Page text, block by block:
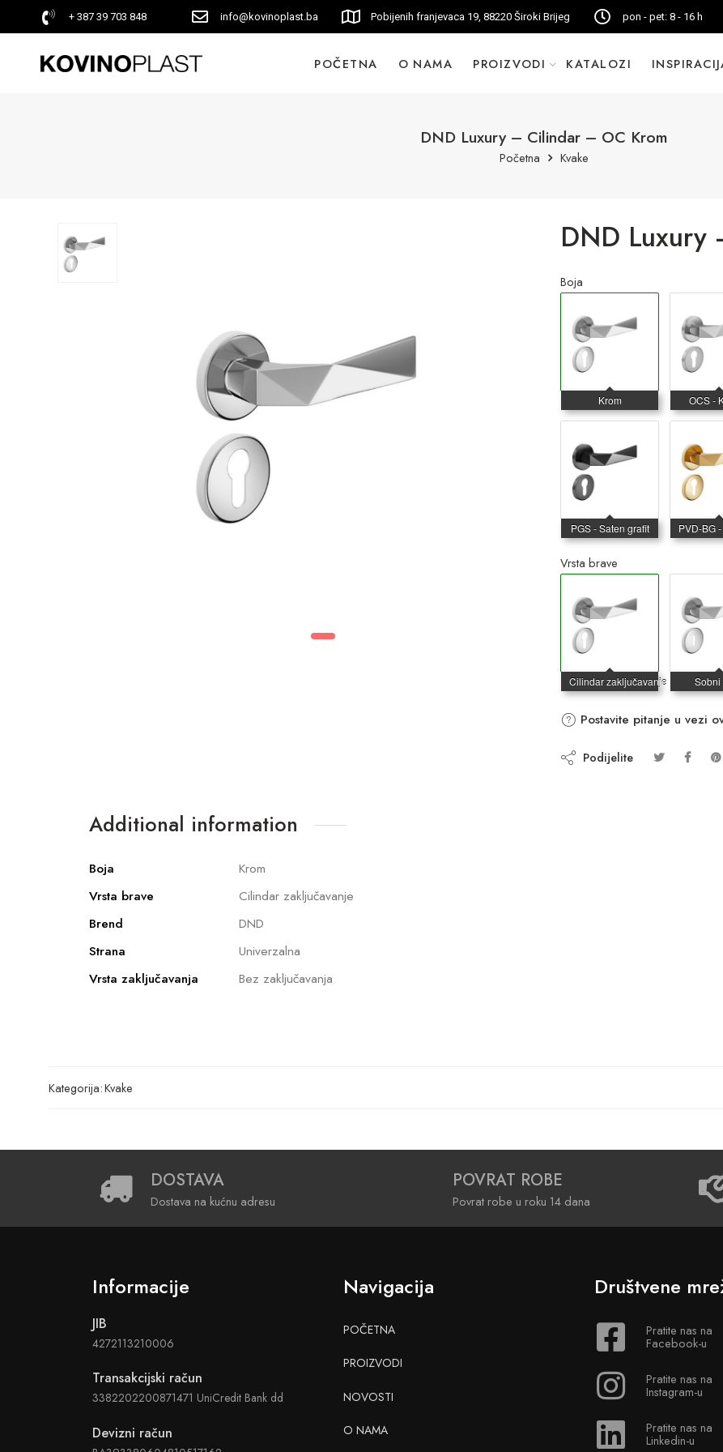
+ 387 39 703 848 info@kovinoplast.ba Pobijenih franjevaca 19, 88220 Široki Brijeg pon - pet: 8 - 16 h
POČETNA O NAMA PROIZVODI KATALOZI
DND Luxury – Cilindar – OC Krom
Početna Kvake
DND
Boja
Vrsta brave
Postavite pitanje u vezi
Podijelite
Additional information
Boja
Krom
Vrsta brave
Cilindar zaključavanje
Brend
DND
Strana
Univerzalna
Vrsta zaključavanja
Bez zaključavanja
Kategorija:Kvake
DOSTAVA
Dostava na kućnu adresu
POVRAT ROBE
Povrat robe u roku 14 dana
Informacije
JIB
4272113210006
Transakcijski račun
3382202200871471 UniCredit Bank dd
Devizni račun
Navigacija
POČETNA
PROIZVODI
NOVOSTI
O NAMA
Društvene
Pratite nas na
Facebook-u
Pratite nas na
Instagram-u
Pratite nas na
Linkedin-u